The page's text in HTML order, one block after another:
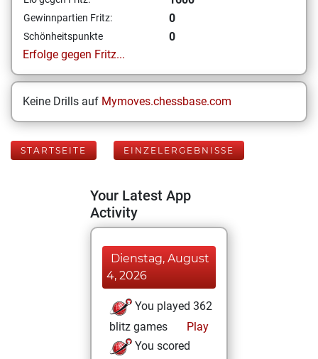
Gewinnpartien Fritz: 0
Schönheitspunkte
0
Erfolge gegen Fritz...
Keine Drills auf Mymoves.chessbase.com
STARTSEITE EINZELERGEBNISSE
Your Latest App
Activity
Dienstag, August
4, 2026
You played 362
blitz games
Play
You scored